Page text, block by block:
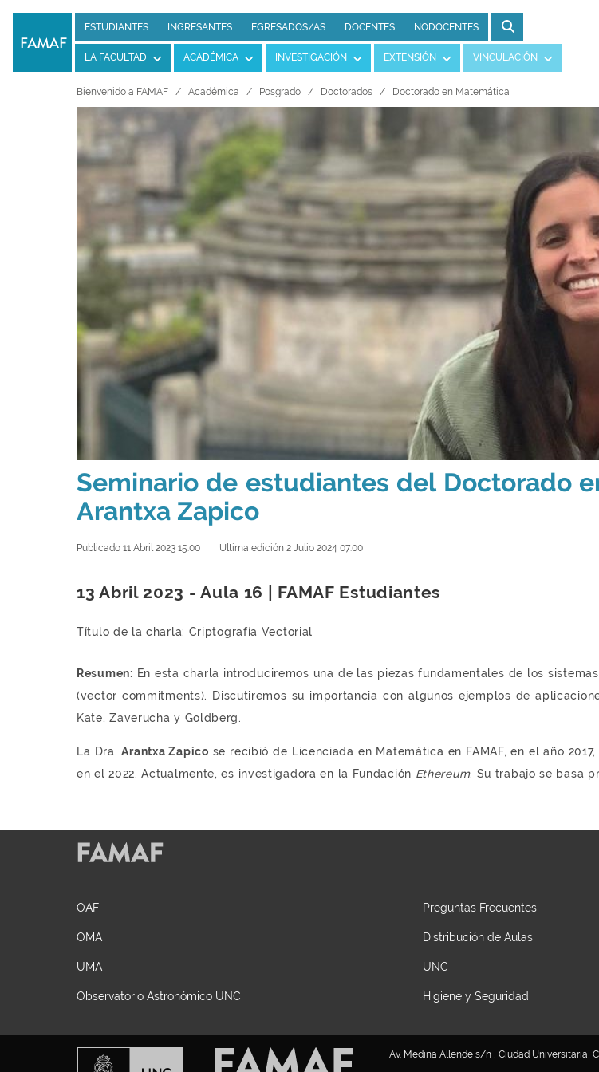
ESTUDIANTES INGRESANTES EGRESADOS/AS DOCENTES NODOCENTES
LA FACULTAD ACADÉMICA INVESTIGACIÓN EXTENSIÓN VINCULACIÓN
Bienvenido a FAMAF Académica Posgrado Doctorados Doctorado en Matemática
Seminario de estudiantes del Doctorado
Arantxa Zapico
Publicado 11 Abril 2023 15:00 Última edición 2 Julio 2024 07:00
13 Abril 2023 - Aula 16 | FAMAF Estudiantes
Título de la charla: Criptografía Vectorial
Resumen: En esta charla introduciremos una de las piezas fundamentales de los
(vector commitments). Discutiremos su importancia con algunos ejemplos de
Kate, Zaverucha y Goldberg.
La Dra.Arantxa Zapico se recibió de Licenciada en Matemática en FAMAF, en el año
en el 2022. Actualmente, es investigadora en la Fundación Ethereum. Su trabajo se basa
OAF
OMA
UMA
Observatorio Astronómico UNC
Preguntas Frecuentes
Distribución de Aulas
UNC
Higiene y Seguridad
Av. Medina Allende s/n , Ciudad Universitaria,